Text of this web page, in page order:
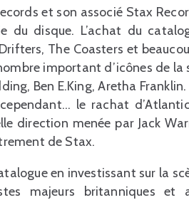
et son associé Stax
du disque. L’achat du
The Coasters et
important d’icônes de la
Ben E.King, Aretha
le rachat
direction menée par Jack
de Stax.
en investissant sur la
majeurs britanniques et